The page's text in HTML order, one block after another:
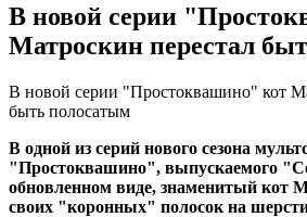
В новой серии
Матроскин перестал
В новой серии "Простоквашино" кот
быть полосатым
В одной из серий нового сезона
"Простоквашино", выпускаемого
обновленном виде, знаменитый кот
своих "коронных" полосок на